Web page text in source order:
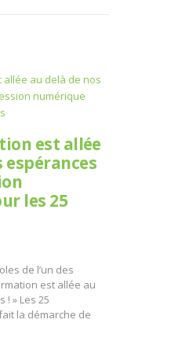
est allée
espérances
les 25
de l’un des
est allée au
» Les 25
la démarche de